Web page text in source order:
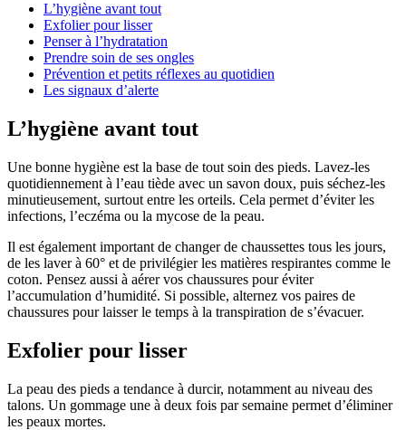
L’hygiène avant tout
Exfolier pour lisser
Penser à l’hydratation
Prendre soin de ses ongles
Prévention et petits réflexes au quotidien
Les signaux d’alerte
L’hygiène avant tout
Une bonne hygiène est la base de tout soin des pieds. Lavez-les
quotidiennement à l’eau tiède avec un savon doux, puis séchez-les
minutieusement, surtout entre les orteils. Cela permet d’éviter les
infections, l’eczéma ou la mycose de la peau.
Il est également important de changer de chaussettes tous les jours,
de les laver à 60° et de privilégier les matières respirantes comme le
coton. Pensez aussi à aérer vos chaussures pour éviter
l’accumulation d’humidité. Si possible, alternez vos paires de
chaussures pour laisser le temps à la transpiration de s’évacuer.
Exfolier pour lisser
La peau des pieds a tendance à durcir, notamment au niveau des
talons. Un gommage une à deux fois par semaine permet d’éliminer
les peaux mortes.